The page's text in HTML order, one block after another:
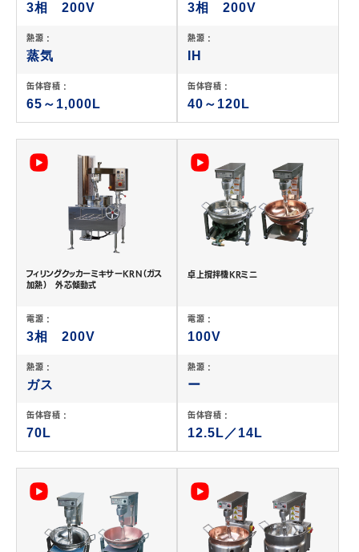
3相 200V
熱源 :
蒸気
缶体容積 :
65～1,000L
3相 200V
熱源 :
IH
缶体容積 :
40～120L
フィリングクッカーミキサーKRN（ガス
加熱） 外芯傾動式
電源 :
3相 200V
熱源 :
ガス
缶体容積 :
70L
卓上撹拌機KRミニ
電源 :
100V
熱源 :
ー
缶体容積 :
12.5L／14L